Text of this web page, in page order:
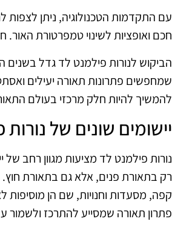
עם התקדמות הטכנולוגיה, ניתן לצפות
חכם ואופציות לשינוי טמפרטורת האור.
הביקוש לנורות פילמנט לד גדל בשנים
שמחפשים פתרונות תאורה יעילים
להמשיך להיות חלק מרכזי בעולם
יישומים שונים של
נורות פילמנט לד מציעות מגוון רחב
רק בתאורת פנים, אלא גם בתאורת חוץ.
קפה, מסעדות וחנויות, שם הן מוסיפות
פתרון תאורה שמסייע להתרכז ולשמור